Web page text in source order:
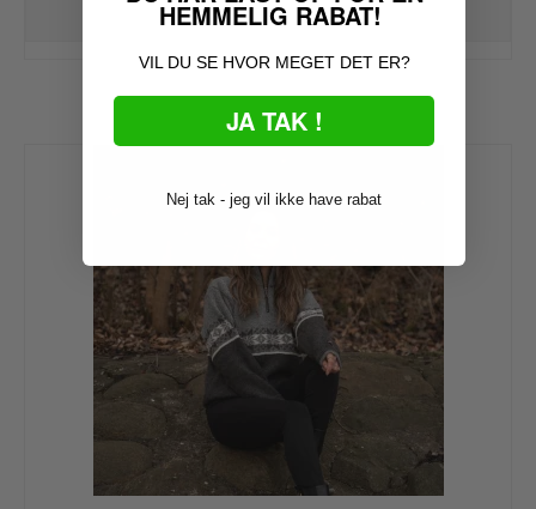
HEMMELIG RABAT!
VIL DU SE HVOR MEGET DET ER?
JA TAK !
Nej tak - jeg vil ikke have rabat